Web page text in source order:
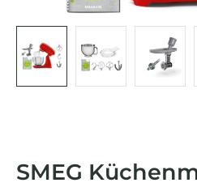
SMEG